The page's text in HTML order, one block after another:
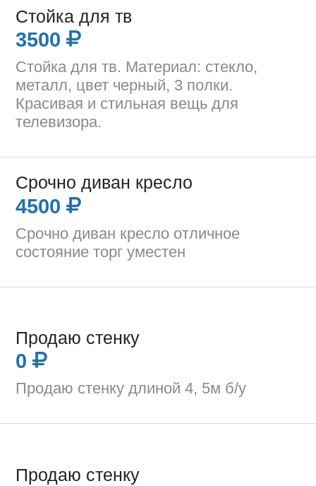
Стойка для тв
3500
Стойка для тв. Материал: стекло,
металл, цвет черный, 3 полки.
Красивая и стильная вещь для
телевизора.
Срочно диван кресло
4500
Срочно диван кресло отличное
состояние торг уместен
Продаю стенку
0
Продаю стенку длиной 4, 5м б/у
Продаю стенку